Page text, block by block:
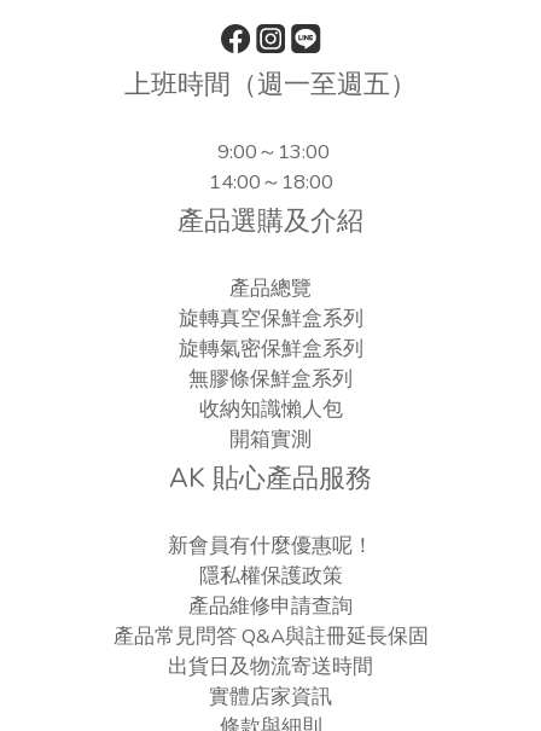
上班時間（週一至週五）
9:00～13:00
14:00～18:00
產品選購及介紹
產品總覽
旋轉真空保鮮盒系列
旋轉氣密保鮮盒系列
無膠條保鮮盒系列
收納知識懶人包
開箱實測
AK 貼心產品服務
新會員有什麼優惠呢！
隱私權保護政策
產品維修申請查詢
產品常見問答 Q&A與註冊延長保固
出貨日及物流寄送時間
實體店家資訊